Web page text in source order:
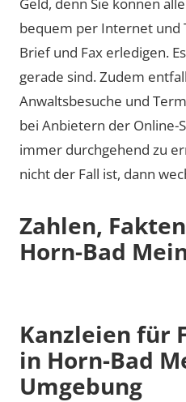
bequem per Internet und
Brief und Fax erledigen.
gerade sind. Zudem
Anwaltsbesuche und
bei Anbietern der Online-
immer durchgehend zu
nicht der Fall ist, dann
Zahlen,
Horn-Bad
Kanzleien für
in Horn-Bad
Umgebung